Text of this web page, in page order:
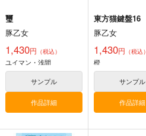
璽
豚乙女
1,430円 （税込）
ユイマン・浅間
サンプル
作品詳細
東方猫鍵盤16
豚乙女
1,430円 （税込）
橙
サンプル
作品詳細